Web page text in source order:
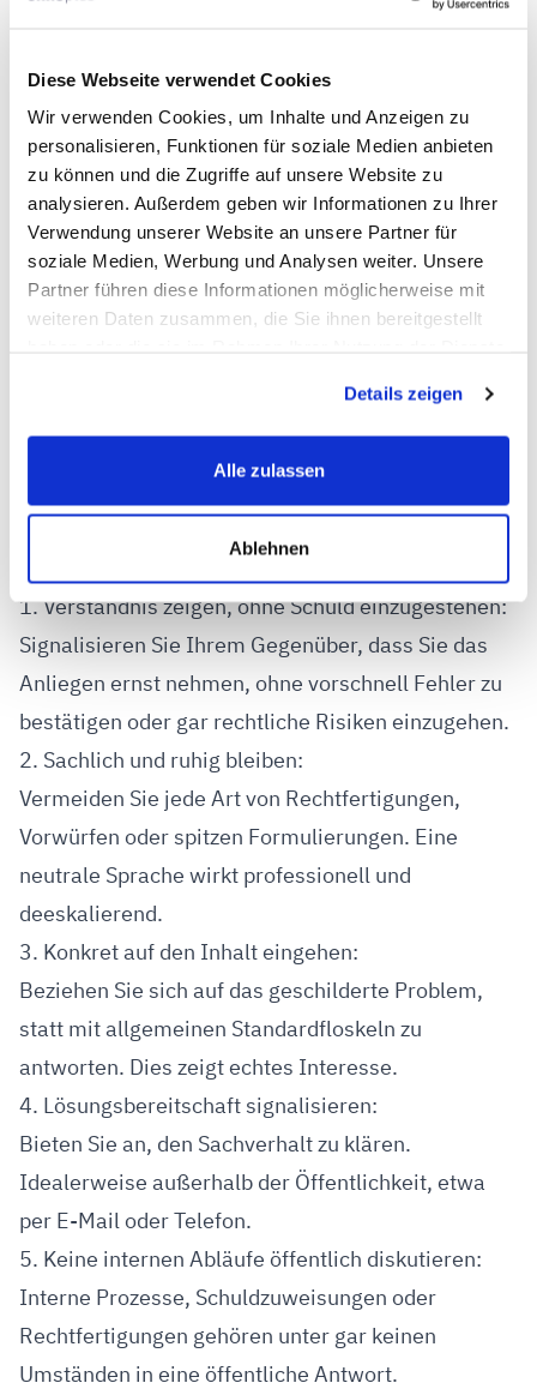
Diese Webseite verwendet Cookies
Wir verwenden Cookies, um Inhalte und Anzeigen zu
personalisieren, Funktionen für soziale Medien anbieten
zu können und die Zugriffe auf unsere Website zu
analysieren. Außerdem geben wir Informationen zu Ihrer
Verwendung unserer Website an unsere Partner für
soziale Medien, Werbung und Analysen weiter. Unsere
Partner führen diese Informationen möglicherweise mit
weiteren Daten zusammen, die Sie ihnen bereitgestellt
Details zeigen
Alle zulassen
Ablehnen
Der wichtigste Grundsatz: Niemals emotional
reagieren.
Unter gar keinen Umständen sollten Antworten aus
Ärger, Frust oder Verletztheit heraus formuliert
werden. Auch wenn eine Rezension ungerecht oder
1. Verständnis zeigen, ohne Schuld einzugestehen:
Signalisieren Sie Ihrem Gegenüber, dass Sie das
Anliegen ernst nehmen, ohne vorschnell Fehler zu
bestätigen oder gar rechtliche Risiken einzugehen.
2. Sachlich und ruhig bleiben:
Vermeiden Sie jede Art von Rechtfertigungen,
Vorwürfen oder spitzen Formulierungen. Eine
neutrale Sprache wirkt professionell und
deeskalierend.
3. Konkret auf den Inhalt eingehen:
Beziehen Sie sich auf das geschilderte Problem,
statt mit allgemeinen Standardfloskeln zu
antworten. Dies zeigt echtes Interesse.
4. Lösungsbereitschaft signalisieren:
Bieten Sie an, den Sachverhalt zu klären.
Idealerweise außerhalb der Öffentlichkeit, etwa
per E-Mail oder Telefon.
5. Keine internen Abläufe öffentlich diskutieren:
Interne Prozesse, Schuldzuweisungen oder
Rechtfertigungen gehören unter gar keinen
Umständen in eine öffentliche Antwort.